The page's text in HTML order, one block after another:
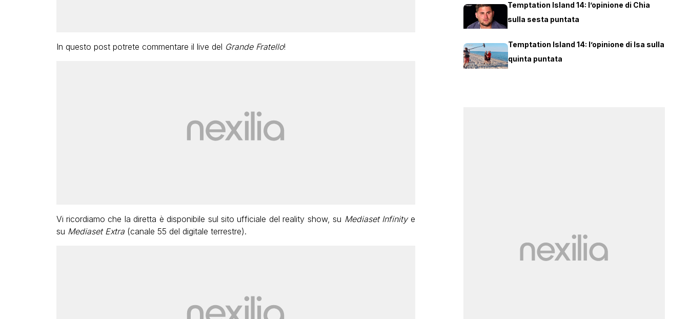
In questo post potrete commentare il live del Grande Fratello!
Vi ricordiamo che la diretta è disponibile sul sito ufficiale del reality show, su Mediaset Infinitye
su Mediaset Extra(canale 55 del digitale terrestre).
Temptation Island 14: l’opinione di Chia
sulla sesta puntata
Temptation Island 14: l’opinione di Isa sulla
quinta puntata